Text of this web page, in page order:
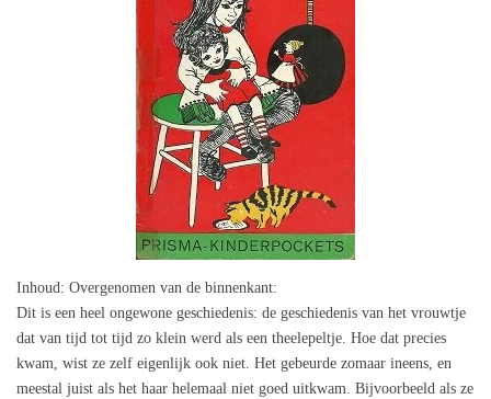
Inhoud: Overgenomen van de binnenkant:
Dit is een heel ongewone geschiedenis: de geschiedenis van het vrouwtje
dat van tijd tot tijd zo klein werd als een theelepeltje. Hoe dat precies
kwam, wist ze zelf eigenlijk ook niet. Het gebeurde zomaar ineens, en
meestal juist als het haar helemaal niet goed uitkwam. Bijvoorbeeld als ze